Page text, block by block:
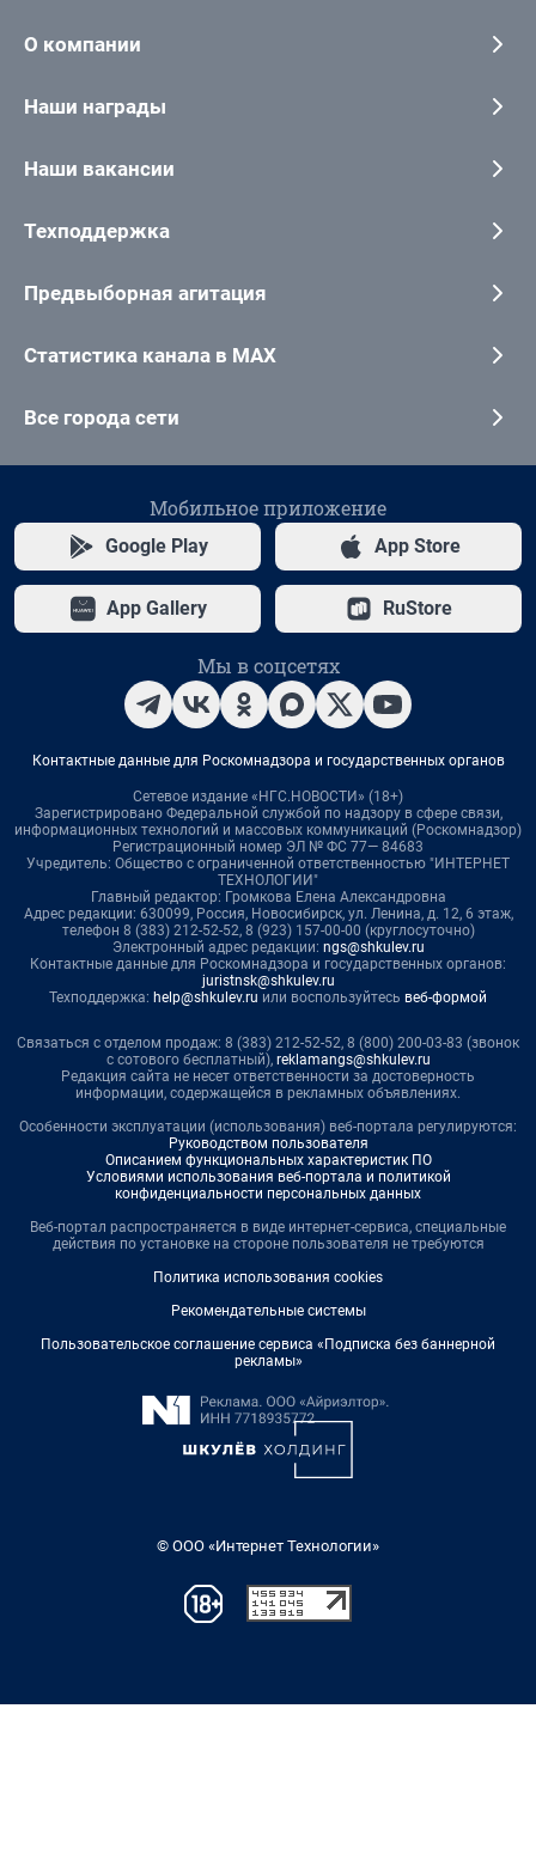
О компании
Наши награды
Наши вакансии
Техподдержка
Предвыборная агитация
Статистика канала в MAX
Все города сети
Мобильное приложение
Google Play App Store
App Gallery RuStore
Мы в соцсетях
Контактные данные для Роскомнадзора и государственных органов
Сетевое издание «НГС.НОВОСТИ» (18+)
Зарегистрировано Федеральной службой по надзору в сфере связи,
информационных технологий и массовых коммуникаций (Роскомнадзор)
Регистрационный номер ЭЛ № ФС 77— 84683
Учредитель: Общество с ограниченной ответственностью "ИНТЕРНЕТ
ТЕХНОЛОГИИ"
Главный редактор: Громкова Елена Александровна
Адрес редакции: 630099, Россия, Новосибирск, ул. Ленина, д. 12, 6 этаж,
телефон 8 (383) 212-52-52, 8 (923) 157-00-00 (круглосуточно)
Электронный адрес редакции: ngs@shkulev.ru
Контактные данные для Роскомнадзора и государственных органов:
juristnsk@shkulev.ru
Техподдержка: help@shkulev.ru или воспользуйтесь веб-формой
Связаться с отделом продаж: 8 (383) 212-52-52, 8 (800) 200-03-83 (звонок
с сотового бесплатный), reklamangs@shkulev.ru
Редакция сайта не несет ответственности за достоверность
информации, содержащейся в рекламных объявлениях.
Особенности эксплуатации (использования) веб-портала регулируются:
Руководством пользователя
Описанием функциональных характеристик ПО
Условиями использования веб-портала и политикой
конфиденциальности персональных данных
Веб-портал распространяется в виде интернет-сервиса, специальные
действия по установке на стороне пользователя не требуются
Политика использования cookies
Рекомендательные системы
Пользовательское соглашение сервиса «Подписка без баннерной
рекламы»
© ООО «Интернет Технологии»